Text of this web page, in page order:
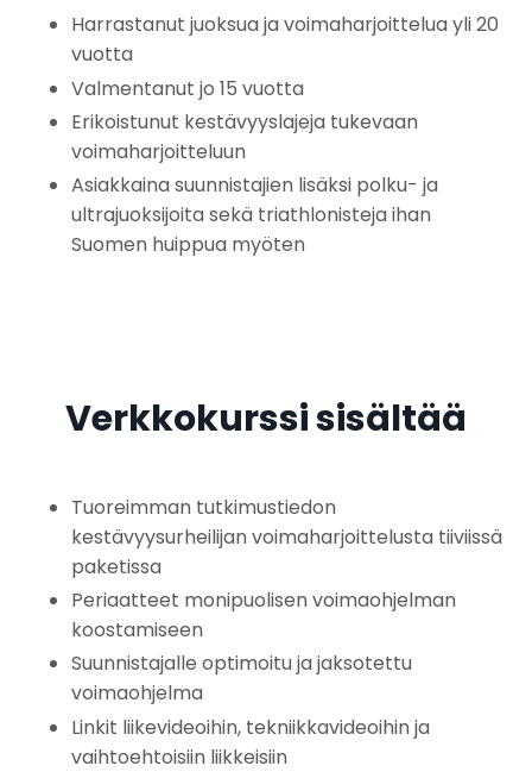
Harrastanut juoksua ja voimaharjoittelua yli 20
vuotta
Valmentanut jo 15 vuotta
Erikoistunut kestävyyslajeja tukevaan
voimaharjoitteluun
Asiakkaina suunnistajien lisäksi polku- ja
ultrajuoksijoita sekä triathlonisteja ihan
Suomen huippua myöten
Verkkokurssi sisältää
Tuoreimman tutkimustiedon
kestävyysurheilijan voimaharjoittelusta tiiviissä
paketissa
Periaatteet monipuolisen voimaohjelman
koostamiseen
Suunnistajalle optimoitu ja jaksotettu
voimaohjelma
Linkit liikevideoihin, tekniikkavideoihin ja
vaihtoehtoisiin liikkeisiin